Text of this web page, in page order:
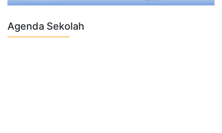
Agenda Sekolah